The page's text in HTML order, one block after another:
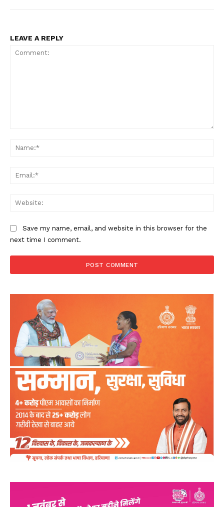
LEAVE A REPLY
Save my name, email, and website in this browser for the
next time I comment.